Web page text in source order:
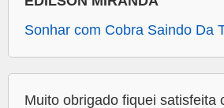
Sonhar com Cobra Saindo Da
Muito obrigado fiquei satisfeita